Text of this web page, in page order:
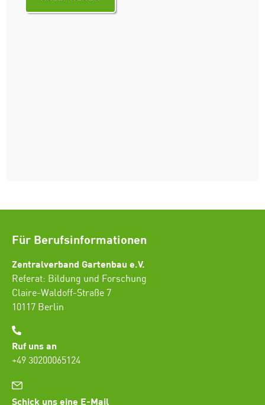
Für Berufsinformationen
Zentralverband Gartenbau e.V.
Referat: Bildung und Forschung
Claire-Waldoff-Straße 7
10117 Berlin
Ruf uns an
+49 30200065124
Schick uns eine E-Mail